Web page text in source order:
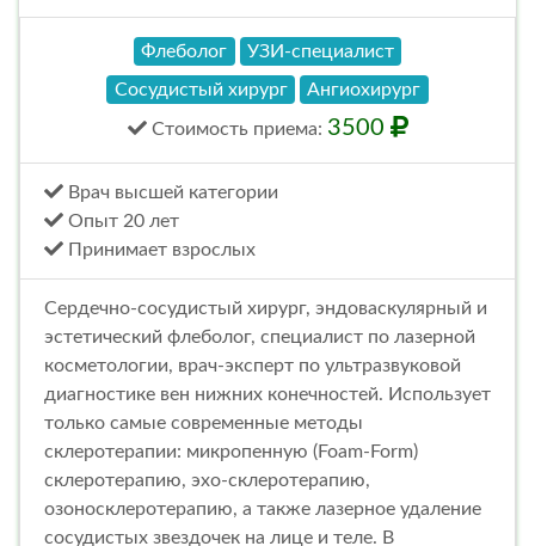
Флеболог
УЗИ-специалист
Сосудистый хирург
Ангиохирург
Стоимость приема: 3500
Врач высшей категории
Опыт 20 лет
Принимает взрослых
Сердечно-сосудистый хирург, эндоваскулярный и
эстетический флеболог, специалист по лазерной
косметологии, врач-эксперт по ультразвуковой
диагностике вен нижних конечностей. Использует
только самые современные методы
склеротерапии: микропенную (Foam-Form)
склеротерапию, эхо-склеротерапию,
озоносклеротерапию, а также лазерное удаление
сосудистых звездочек на лице и теле. В